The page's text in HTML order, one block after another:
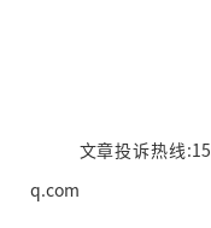
文章投诉热线
q.com